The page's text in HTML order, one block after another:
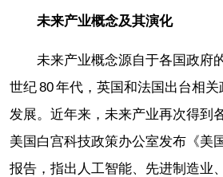
未来产业概念及其演化
未来产业概念源自于各国政府
世纪 80 年代，英国和法国出台相
发展。近年来，未来产业再次得到
美国白宫科技政策办公室发布《美
报告，指出人工智能、先进制造业